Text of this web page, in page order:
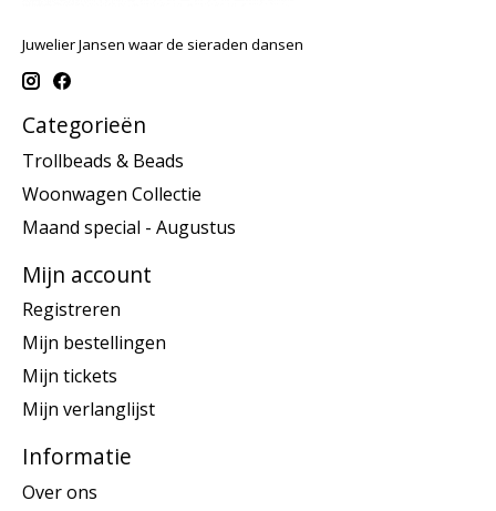
Juwelier Jansen waar de sieraden dansen
Categorieën
Trollbeads & Beads
Woonwagen Collectie
Maand special - Augustus
Mijn account
Registreren
Mijn bestellingen
Mijn tickets
Mijn verlanglijst
Informatie
Over ons